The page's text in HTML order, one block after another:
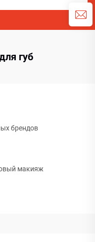
губ
брендов
макияж